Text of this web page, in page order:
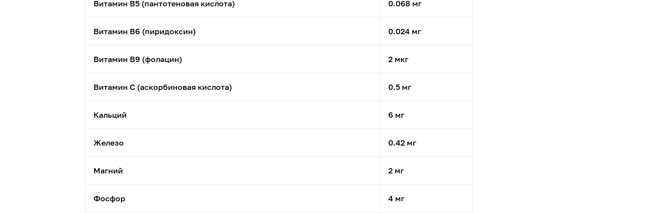
Витамин B5 (пантотеновая кислота) 0.068 мг
Витамин B6 (пиридоксин) 0.024 мг
Витамин B9 (фолацин) 2 мкг
Витамин C (аскорбиновая кислота) 0.5 мг
Кальций 6 мг
Железо 0.42 мг
Магний 2 мг
Фосфор 4 мг